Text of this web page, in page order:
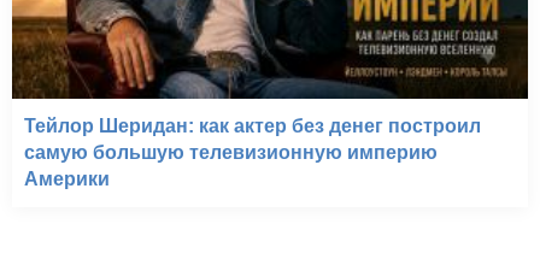
Тейлор Шеридан: как актер без денег построил
самую большую телевизионную империю
Америки